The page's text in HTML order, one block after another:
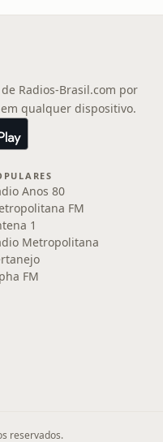
Radios-Brasil.com por
qualquer dispositivo.
Anos 80
FM
1
Metropolitana
FM
reservados.